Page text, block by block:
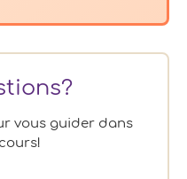
vous guider dans